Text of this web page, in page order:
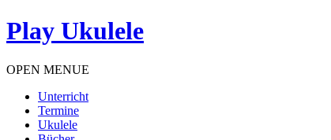
Play Ukulele
OPEN MENUE
Unterricht
Termine
Ukulele